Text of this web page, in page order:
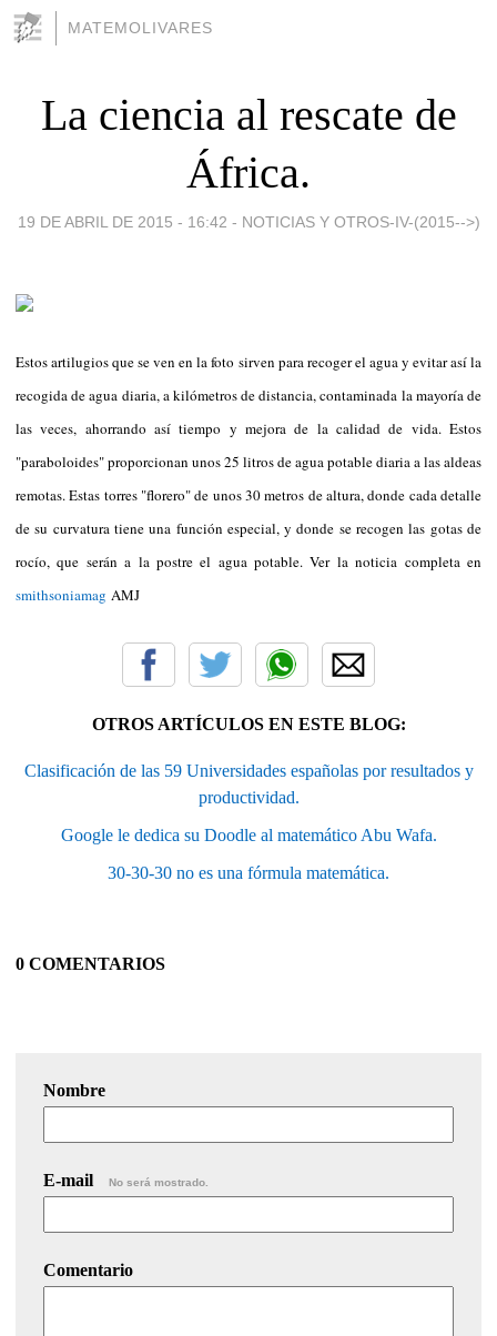
MATEMOLIVARES
La ciencia al rescate de
África.
19 DE ABRIL DE 2015 - 16:42 - NOTICIAS Y OTROS-IV-(2015-->)
Estos artilugios que se ven en la foto sirven para recoger el agua y evitar así la
recogida de agua diaria, a kilómetros de distancia, contaminada la mayoría de
las veces, ahorrando así tiempo y mejora de la calidad de vida. Estos
"paraboloides" proporcionan unos 25 litros de agua potable diaria a las aldeas
remotas. Estas torres "florero" de unos 30 metros de altura, donde cada detalle
de su curvatura tiene una función especial, y donde se recogen las gotas de
rocío, que serán a la postre el agua potable. Ver la noticia completa en
smithsoniamag AMJ
OTROS ARTÍCULOS EN ESTE BLOG:
Clasificación de las 59 Universidades españolas por resultados y
productividad.
Google le dedica su Doodle al matemático Abu Wafa.
30-30-30 no es una fórmula matemática.
0 COMENTARIOS
Nombre
E-mail No será mostrado.
Comentario